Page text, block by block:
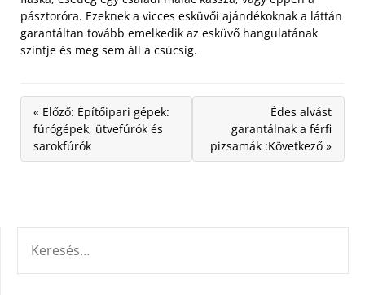
pásztoróra. Ezeknek a vicces esküvői ajándékoknak a láttán
garantáltan tovább emelkedik az esküvő hangulatának
szintje és meg sem áll a csúcsig.
« Előző: Építőipari gépek:
fúrógépek, ütvefúrók és
sarokfúrók
Édes alvást
garantálnak a férfi
pizsamák :Következő »